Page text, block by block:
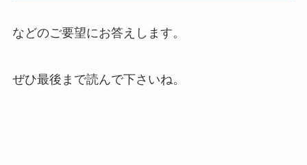
などのご要望にお答えします。
ぜひ最後まで読んで下さいね。